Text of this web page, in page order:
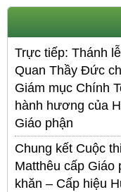
Trực tiếp: Thánh
Quan Thầy Đức
Giám mục Chính
hành hương của
Giáo phận
Chung kết Cuộc
Matthêu cấp Giáo
khăn – Cấp hiệu